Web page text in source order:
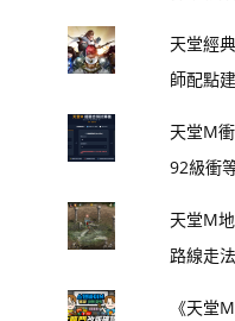
天堂經
師配點
天堂M
92級衝
天堂M
路線走法
《天堂